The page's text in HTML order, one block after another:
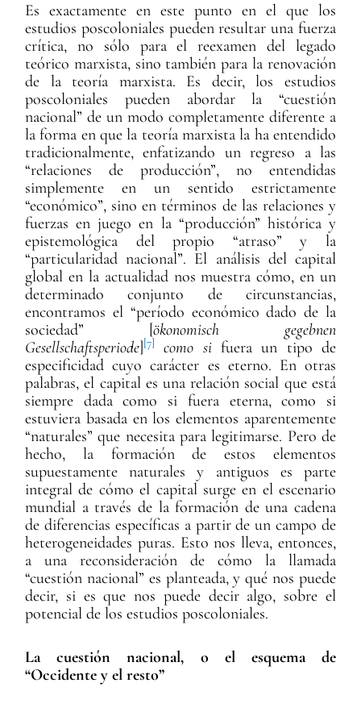
Es exactamente en este punto en el que los
estudios poscoloniales pueden resultar una fuerza
crítica, no sólo para el reexamen del legado
teórico marxista, sino también para la renovación
de la teoría marxista. Es decir, los estudios
poscoloniales pueden abordar la “cuestión
nacional” de un modo completamente diferente a
la forma en que la teoría marxista la ha entendido
tradicionalmente, enfatizando un regreso a las
“relaciones de producción”, no entendidas
simplemente en un sentido estrictamente
“económico”, sino en términos de las relaciones y
fuerzas en juego en la “producción” histórica y
epistemológica del propio “atraso” y la
“particularidad nacional”. El análisis del capital
global en la actualidad nos muestra cómo, en un
determinado conjunto de circunstancias,
encontramos el “período económico dado de la
sociedad” [ ökonomisch gegebnen
Gesellschaftsperiode][7] como sifuera un tipo de
especificidad cuyo carácter es eterno. En otras
palabras, el capital es una relación social que está
siempre dada como si fuera eterna, como si
estuviera basada en los elementos aparentemente
“naturales” que necesita para legitimarse. Pero de
hecho, la formación de estos elementos
supuestamente naturales y antiguos es parte
integral de cómo el capital surge en el escenario
mundial a través de la formación de una cadena
de diferencias específicas a partir de un campo de
heterogeneidades puras. Esto nos lleva, entonces,
a una reconsideración de cómo la llamada
“cuestión nacional” es planteada, y qué nos puede
decir, si es que nos puede decir algo, sobre el
potencial de los estudios poscoloniales.
La cuestión nacional, o el esquema de
“Occidente y el resto”